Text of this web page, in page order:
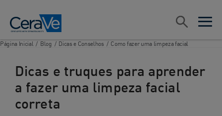
open
open
Pesquisar
Página Inicial / Blog / Dicas e Conselhos / Como fazer uma limpeza facial
Dicas e truques para aprender
a fazer uma limpeza facial
correta